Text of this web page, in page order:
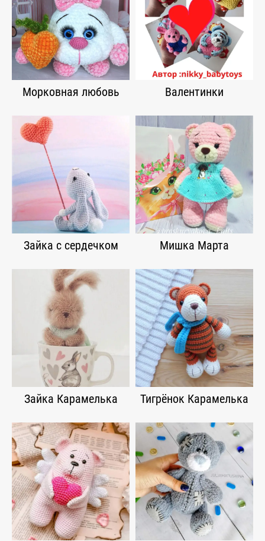
Морковная любовь Валентинки
Зайка с сердечком Мишка Марта
Зайка Карамелька Тигрёнок Карамелька